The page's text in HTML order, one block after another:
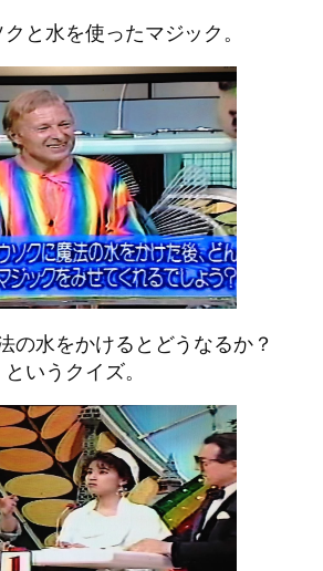
と水を使ったマジック。
の水をかけるとどうなるか？
というクイズ。